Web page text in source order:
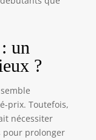
un
?
prix. Toutefois,
nécessiter
pour prolonger